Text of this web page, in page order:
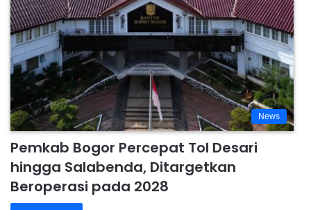
News
Pemkab Bogor Percepat Tol Desari
hingga Salabenda, Ditargetkan
Beroperasi pada 2028